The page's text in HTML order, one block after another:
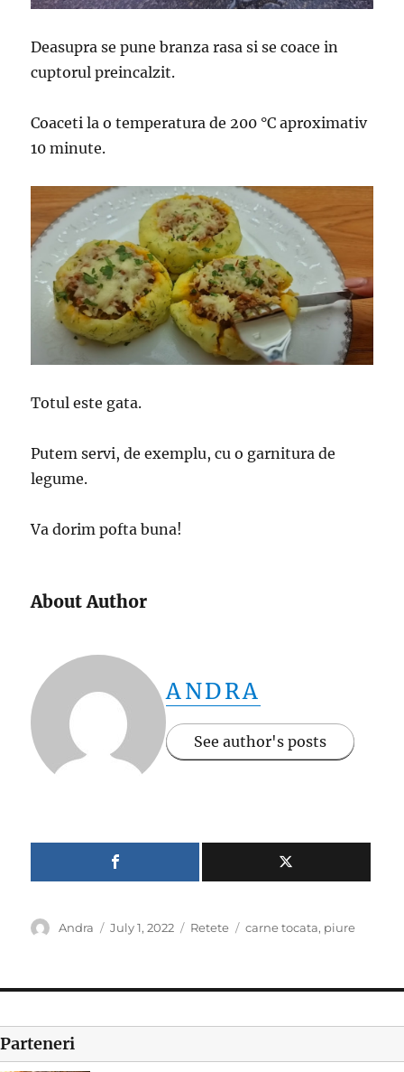
Deasupra se pune branza rasa si se coace in
cuptorul preincalzit.
Coaceti la o temperatura de 200 °C aproximativ
10 minute.
Totul este gata.
Putem servi, de exemplu, cu o garnitura de
legume.
Va dorim pofta buna!
About Author
ANDRA
See author's posts
Author
Andra
Posted
July 1, 2022 Categories
Retete Tags
carne tocata, piure
Parteneri